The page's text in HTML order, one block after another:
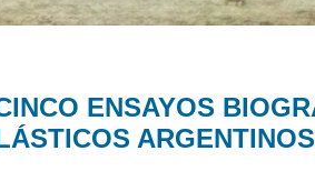
ENSAYOS
ARGENTINOS